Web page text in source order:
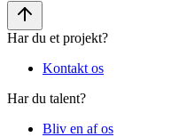
Har du et projekt?
Kontakt os
Har du talent?
Bliv en af os